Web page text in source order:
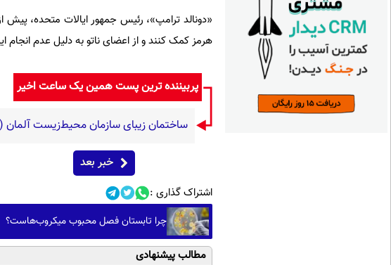
«دونالد ترامپ»، رئیس جمهور ایالات متحده، پیش
هرمز کمک کنند و از اعضای ناتو به دلیل عدم انجام
پربیننده ترین پست همین یک ساعت اخیر
ساختمان زیبای سازمان محیط‌زیست
خبر بعد
اشتراک گذاری :
چرا تابستان فصل محبوب میکروب‌هاست؟
مطالب پیشنهادی